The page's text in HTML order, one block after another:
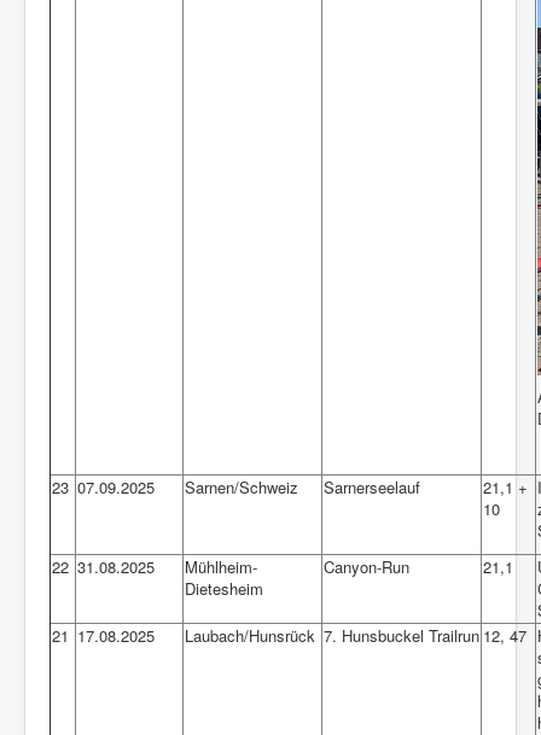
23 07.09.2025 Sarnen/Schweiz Sarnerseelauf
21,1 +
10
22 31.08.2025
Mühlheim-
Dietesheim
Canyon-Run 21,1
21 17.08.2025 Laubach/Hunsrück 7. Hunsbuckel Trailrun 12, 47